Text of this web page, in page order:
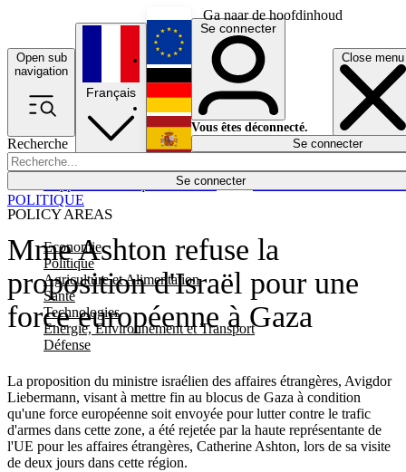
Ga naar de hoofdinhoud
Open sub
navigation
Close menu
Recherche
Se connecter
POLICY AREAS
Economie
Politique
Agriculture et Alimentation
Santé
Technologies
Energie, Environnement et Transport
Défense
Économie
Français
English
Deutsch
Español
Se connecter
Vous êtes déconnecté.
Se connecter
Mme Ashton refuse la
proposition d'Israël pour une
force européenne à Gaza
La proposition du ministre israélien des affaires étrangères, Avigdor
Liebermann, visant à mettre fin au blocus de Gaza à condition
qu'une force européenne soit envoyée pour lutter contre le trafic
d'armes dans cette zone, a été rejetée par la haute représentante de
l'UE pour les affaires étrangères, Catherine Ashton, lors de sa visite
de deux jours dans cette région.
POLITIQUE